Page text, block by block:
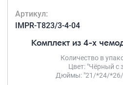
Артикул:
IMPR-T823/3-4-04
Комплект из 4-х
Количество в
Цвет: "Чёрный с
Дюймы: "21/*24/